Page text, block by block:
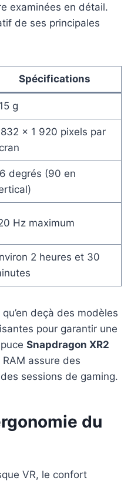
examinées en détail.
de ses principales
Spécifications
g
832 x 1 920 pixels par
degrés (90 en
Hz maximum
2 heures et 30
deçà des modèles
pour garantir une
Snapdragon XR2
assure des
sessions de gaming.
du
VR, le confort